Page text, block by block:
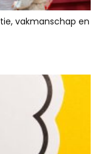
vakmanschap en